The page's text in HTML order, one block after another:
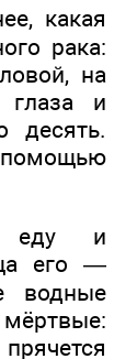
какая
рака:
на
и
десять.
еду и
его —
водные